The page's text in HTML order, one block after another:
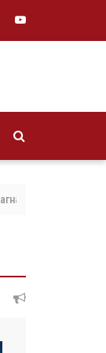
амьтны тоо